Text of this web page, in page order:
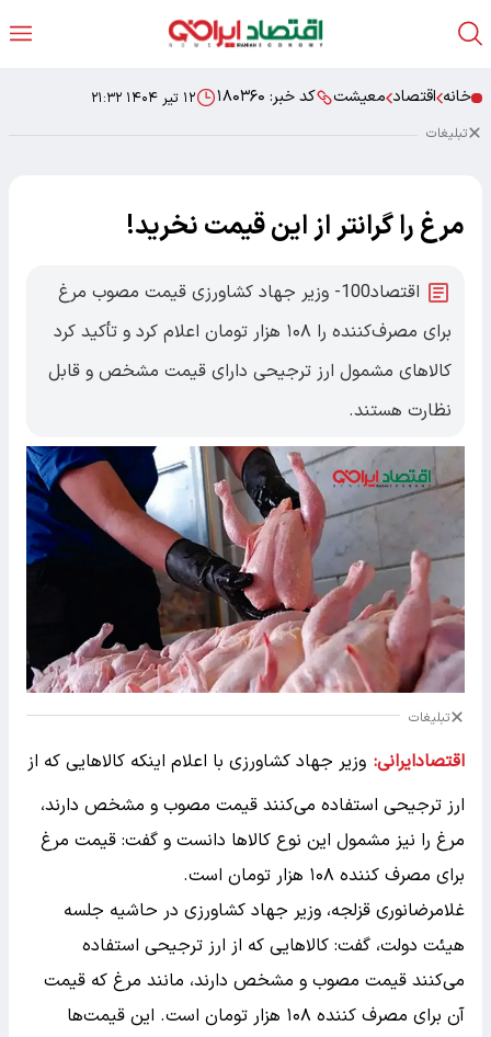
خانه اقتصاد معیشت کد خبر: ۱۸۰۳۶۰ ۱۲ تیر ۱۴۰۴ ۲۱:۳۲
تبلیغات
مرغ را گرانتر از این قیمت نخرید!
اقتصاد100- وزیر جهاد کشاورزی قیمت مصوب مرغ
برای مصرف‌کننده را ۱۰۸ هزار تومان اعلام کرد و تأکید کرد
کالاهای مشمول ارز ترجیحی دارای قیمت مشخص و قابل
نظارت هستند.
تبلیغات
اقتصادایرانی: وزیر جهاد کشاورزی با اعلام اینکه کالاهایی که از
ارز ترجیحی استفاده می‌کنند قیمت مصوب و مشخص دارند،
مرغ را نیز مشمول این نوع کالاها دانست و گفت: قیمت مرغ
برای مصرف کننده ۱۰۸ هزار تومان است.
غلامرضانوری قزلجه، وزیر جهاد کشاورزی در حاشیه جلسه
هیئت دولت، گفت: کالاهایی که از ارز ترجیحی استفاده
می‌کنند قیمت مصوب و مشخص دارند، مانند مرغ که قیمت
آن برای مصرف کننده ۱۰۸ هزار تومان است. این قیمت‌ها